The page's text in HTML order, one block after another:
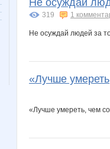
Не осуждай
319 1
Не осуждай людей за
«Лучше
«Лучше умереть, чем